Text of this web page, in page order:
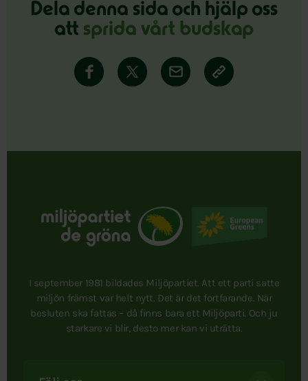
Dela denna sida och hjälp oss
att sprida vårt budskap
I september 1981 bildades Miljöpartiet. Att ett parti satte
miljön främst var helt nytt. Det är det fortfarande. När
besluten ska fattas – då finns bara ett Miljöparti. Och ju
starkare vi blir, desto mer kan vi uträtta.